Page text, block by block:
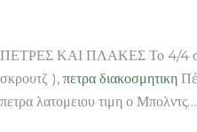
ΠΕΤΡΕΣ ΚΑΙ ΠΛΑΚΕΣ Το 4/4 στην
σκρουτζ ), πετρα διακοσμητικη
πετρα λατομειου τιμη ο